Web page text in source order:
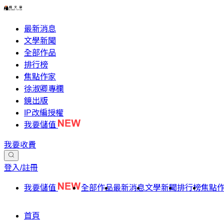
最新消息
文學新聞
全部作品
排行榜
焦點作家
徐淑卿專欄
鏡出版
IP改編授權
我要儲值
我要收費
登入/註冊
我要儲值 全部作品最新消息文學新聞排行榜焦點
首頁